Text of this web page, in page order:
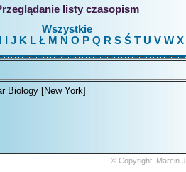
listy czasopism
Wszystkie
J K L Ł M N O P Q R S Ś T U V W X
Biology [New York]
© Copyright: Marcin